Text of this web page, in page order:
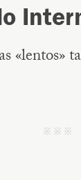
«lentos»
j j j